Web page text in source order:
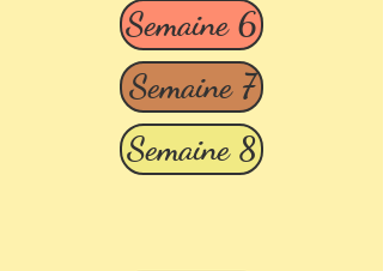
Semaine 6
Semaine 7
Semaine 8